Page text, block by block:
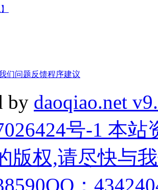
们问题反馈程序建议
by daoqiao.net
号-1 本
版权,请尽快与
：